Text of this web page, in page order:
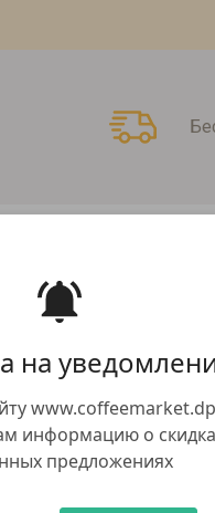
на
информацию о
предложениях